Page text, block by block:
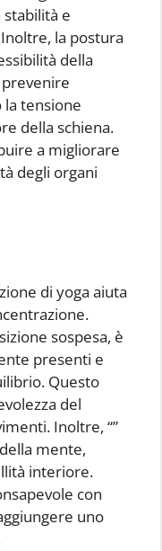
e
la postura
della
tensione
della schiena.
a migliorare
degli organi
di yoga aiuta
sospesa, è
presenti e
Questo
del
Inoltre, “”
mente,
interiore.
con
uno